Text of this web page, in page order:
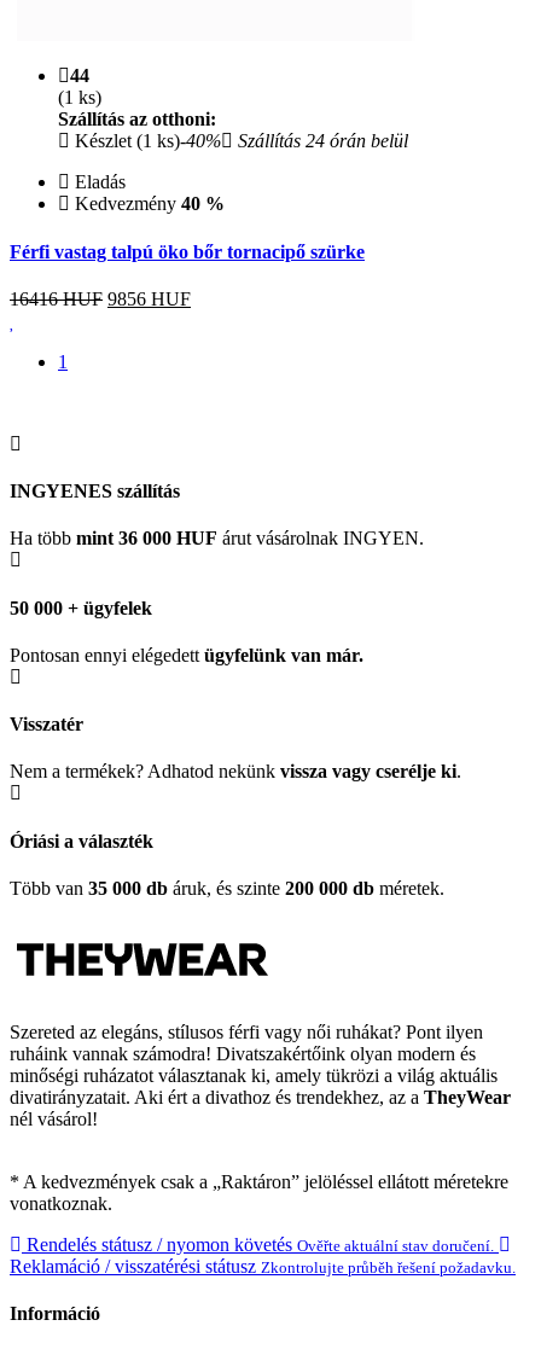
44
(1 ks)
Szállítás az otthoni:
Készlet (1 ks)-40%
Szállítás 24 órán belül
Eladás
Kedvezmény 40 %
Férfi vastag talpú öko bőr tornacipő szürke
16416 HUF 9856 HUF
1
INGYENES szállítás
Ha több mint 36 000 HUF árut vásárolnak INGYEN.
50 000 + ügyfelek
Pontosan ennyi elégedett ügyfelünk van már.
Visszatér
Nem a termékek? Adhatod nekünk vissza vagy cserélje ki.
Óriási a választék
Több van 35 000 db áruk, és szinte 200 000 db méretek.
Szereted az elegáns, stílusos férfi vagy női ruhákat? Pont ilyen
ruháink vannak számodra! Divatszakértőink olyan modern és
minőségi ruházatot választanak ki, amely tükrözi a világ aktuális
divatirányzatait. Aki ért a divathoz és trendekhez, az a TheyWear
nél vásárol!
* A kedvezmények csak a „Raktáron” jelöléssel ellátott méretekre
vonatkoznak.
Rendelés státusz / nyomon követés Ověřte aktuální stav doručení.
Reklamáció / visszatérési státusz Zkontrolujte průběh řešení požadavku.
Információ